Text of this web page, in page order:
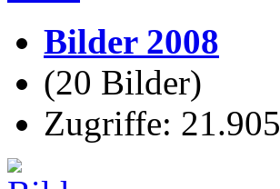
Bilder 2008
(20 Bilder)
Zugriffe: 21.905